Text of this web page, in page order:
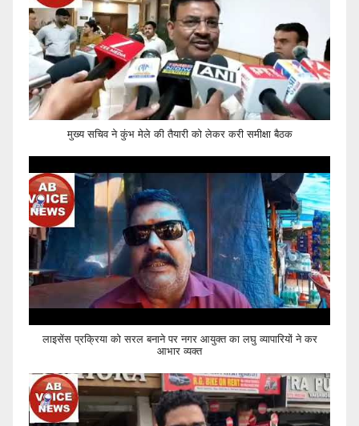
मुख्य सचिव ने कुंभ मेले की तैयारी को लेकर करी समीक्षा बैठक
लाइसेंस प्रक्रिया को सरल बनाने पर नगर आयुक्त का लघु व्यापारियों ने कर
आभार व्यक्त